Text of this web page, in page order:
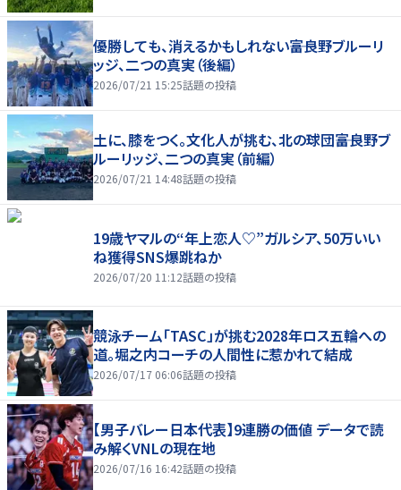
優勝しても、消えるかもしれない――富良野ブルーリ
ッジ、二つの真実（後編）
2026/07/21 15:25話題の投稿
土に、膝をつく。文化人が挑む、北の球団――富良野ブ
ルーリッジ、二つの真実（前編）
2026/07/21 14:48話題の投稿
19歳ヤマルの“年上恋人♡”ガルシア、50万いい
ね獲得SNS爆跳ねか
2026/07/20 11:12話題の投稿
競泳チーム「TASC」が挑む2028年ロス五輪への
道。堀之内コーチの人間性に惹かれて結成
2026/07/17 06:06話題の投稿
【男子バレー日本代表】9連勝の価値 データで読
み解くVNLの現在地
2026/07/16 16:42話題の投稿